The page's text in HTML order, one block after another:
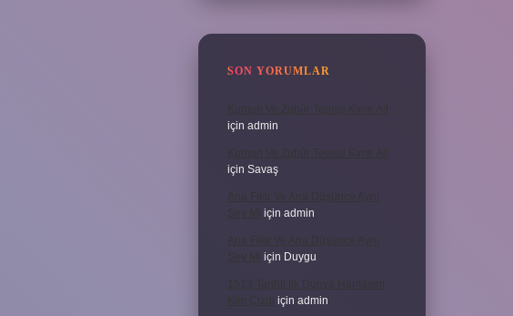
SON YORUMLAR
Kumun Ve Zuhûr Teorisi Kime Ait
için admin
Kumun Ve Zuhûr Teorisi Kime Ait
için Savaş
Ana Fikir Ve Ana Düşünce Aynı
Şey Mi için admin
Ana Fikir Ve Ana Düşünce Aynı
Şey Mi için Duygu
1513 Tarihli Ilk Dünya Haritasını
Kim Çizdi
için admin